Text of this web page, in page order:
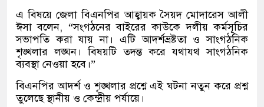
এ বিষয়ে জেলা বিএনপির আহ্বায়ক সৈয়দ মোদারেস আলী
ঈসা বলেন, “সংগঠনের বাইরের কাউকে দলীয় কর্মসূচির
সভাপতি করা যায় না। এটি আদর্শভ্রষ্টতা ও সাংগঠনিক
শৃঙ্খলার লঙ্ঘন। বিষয়টি তদন্ত করে যথাযথ সাংগঠনিক
ব্যবস্থা নেওয়া হবে।”
বিএনপির আদর্শ ও শৃঙ্খলার প্রশ্নে এই ঘটনা নতুন করে প্রশ্ন
তুলেছে স্থানীয় ও কেন্দ্রীয় পর্যায়ে।